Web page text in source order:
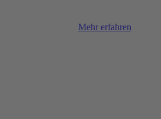
Mehr erfahren